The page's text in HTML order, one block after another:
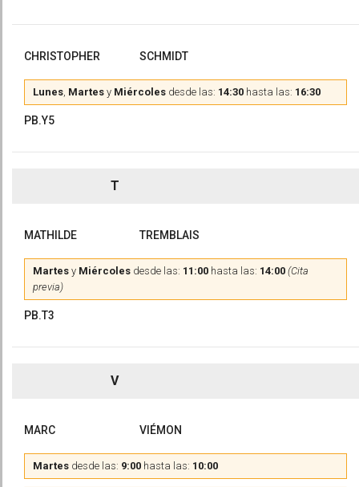
CHRISTOPHER SCHMIDT
Lunes, Martes y Miércoles desde las: 14:30 hasta las: 16:30
PB.Y5
T
MATHILDE TREMBLAIS
Martes y Miércoles desde las: 11:00 hasta las: 14:00 (Cita
previa)
PB.T3
V
MARC VIÉMON
Martes desde las: 9:00 hasta las: 10:00